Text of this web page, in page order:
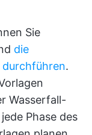
Sie
die
.
Wasserfall-
Phase des